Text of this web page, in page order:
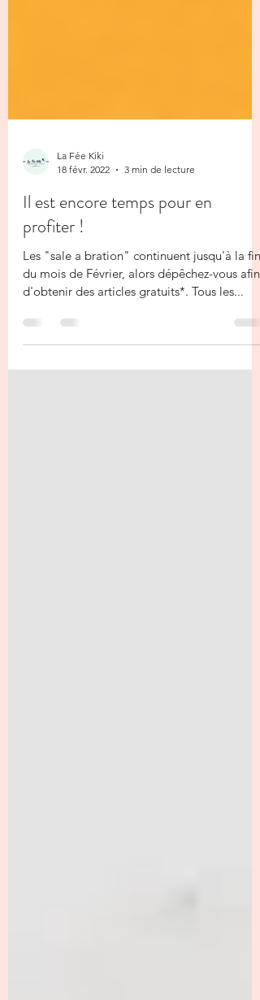
18 févr. 2022
3 min de lecture
Il est encore temps pour en
profiter !
Les "sale a bration" continuent jusqu'à la fin
d'obtenir des articles gratuits*. Tous les...